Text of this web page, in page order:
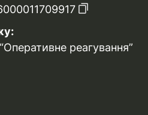
реагування”